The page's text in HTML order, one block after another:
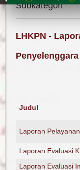
Subkategori
LHKPN -
Judul
Laporan
Laporan Evaluasi
Laporan Evaluasi